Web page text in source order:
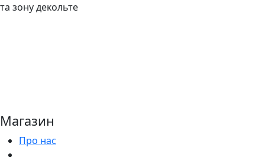
та зону декольте
Магазин
Про нас